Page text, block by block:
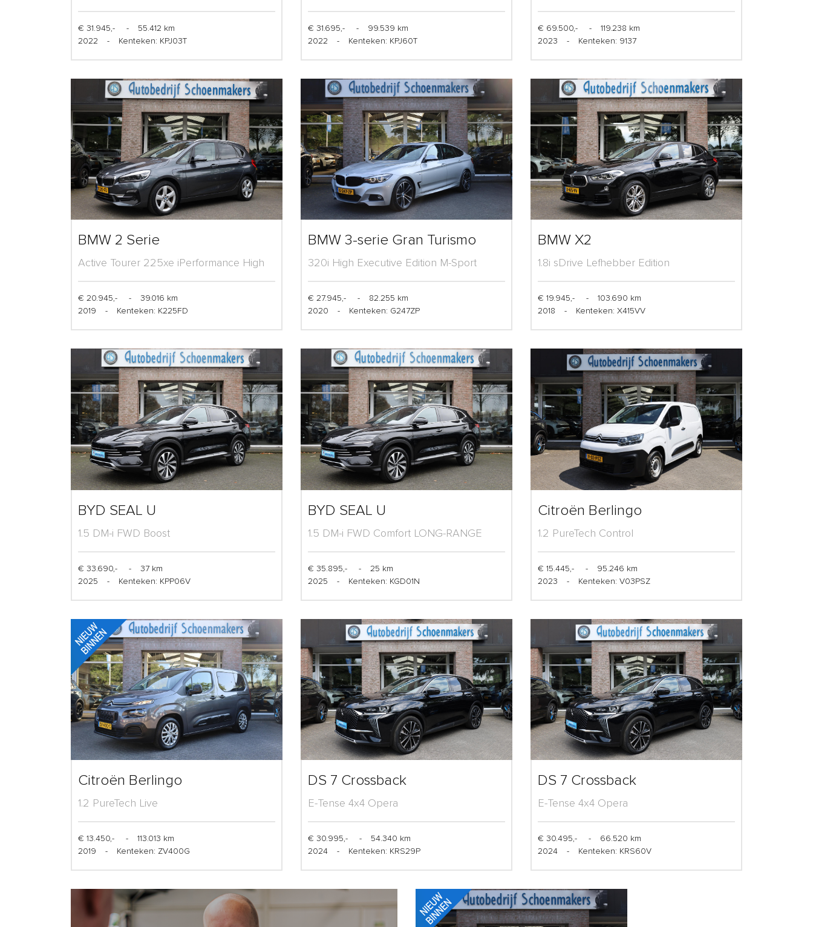
€ 31.945,- -
55.412 km
2022
- Kenteken: KPJ03T
€ 31.695,- -
99.539 km
2022
- Kenteken: KPJ60T
€ 69.500,- -
119.238 km
2023
- Kenteken: 9137
BMW 2 Serie
Active Tourer 225xe iPerformance High
Executive
€ 20.945,- -
39.016 km
2019
- Kenteken: K225FD
BMW 3-serie Gran Turismo
320i High Executive Edition M-Sport
€ 27.945,- -
82.255 km
2020
- Kenteken: G247ZP
BMW X2
1.8i sDrive Lefhebber Edition
€ 19.945,- -
103.690 km
2018
- Kenteken: X415VV
BYD SEAL U
1.5 DM-i FWD Boost
€ 33.690,- -
37 km
2025
- Kenteken: KPP06V
BYD SEAL U
1.5 DM-i FWD Comfort LONG-RANGE
(125km)
€ 35.895,- -
25 km
2025
- Kenteken: KGD01N
Citroën Berlingo
1.2 PureTech Control
€ 15.445,- -
95.246 km
2023
- Kenteken: V03PSZ
Citroën Berlingo
1.2 PureTech Live
€ 13.450,- -
113.013 km
2019
- Kenteken: ZV400G
DS 7 Crossback
E-Tense 4x4 Opera
€ 30.995,- -
54.340 km
2024
- Kenteken: KRS29P
DS 7 Crossback
E-Tense 4x4 Opera
€ 30.495,- -
66.520 km
2024
- Kenteken: KRS60V